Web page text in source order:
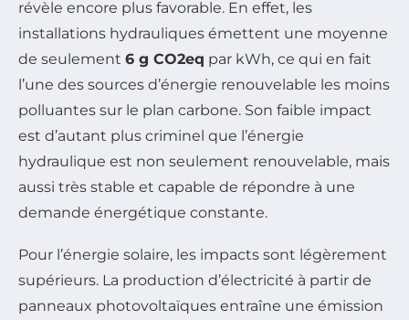
révèle encore plus favorable. En effet, les
installations hydrauliques émettent une moyenne
de seulement 6 g CO2eq par kWh, ce qui en fait
l’une des sources d’énergie renouvelable les moins
polluantes sur le plan carbone. Son faible impact
est d’autant plus criminel que l’énergie
hydraulique est non seulement renouvelable, mais
aussi très stable et capable de répondre à une
demande énergétique constante.
Pour l’énergie solaire, les impacts sont légèrement
supérieurs. La production d’électricité à partir de
panneaux photovoltaïques entraîne une émission